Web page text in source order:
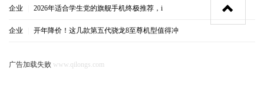
企业 2026年适合学生党的旗舰手机终极推荐，i
企业 开年降价！这几款第五代骁龙8至尊机型值得冲
广告加载失败 www.qilongs.com